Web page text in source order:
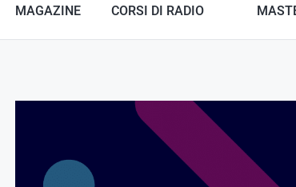
MAGAZINE CORSI DI RADIO